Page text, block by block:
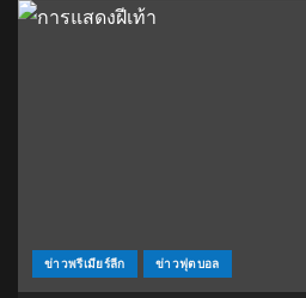
ข่าวพรีเมียร์ลีก ข่าวฟุตบอล